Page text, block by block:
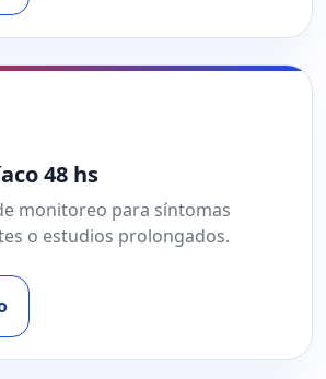
48 hs
monitoreo para síntomas
o estudios prolongados.